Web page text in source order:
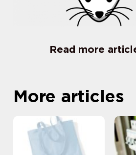
Read more
More articles